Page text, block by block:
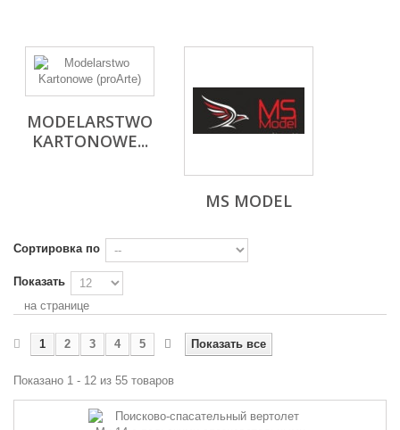
MODELARSTWO
KARTONOWE...
MS MODEL
Сортировка по
Показать
на странице
Показать все
1 2 3 4 5
Показано 1 - 12 из 55 товаров